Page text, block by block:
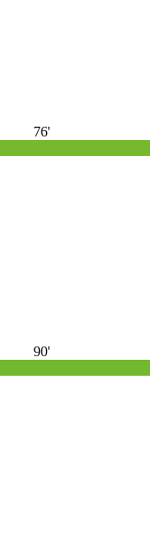
76'
90'